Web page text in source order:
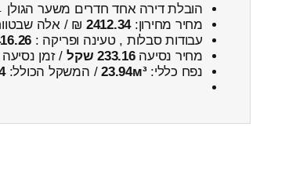
הובלת דירה אחד חדרים משער
מחיר מחירון:2412.34 ₪ / אלה
עבודות סבלות , טעינה ופריקה : ₪
מחיר נסיעה233.16 שקל / זמן נסיעה
נפח כללי:23.94м³/ המשקל הכולל: